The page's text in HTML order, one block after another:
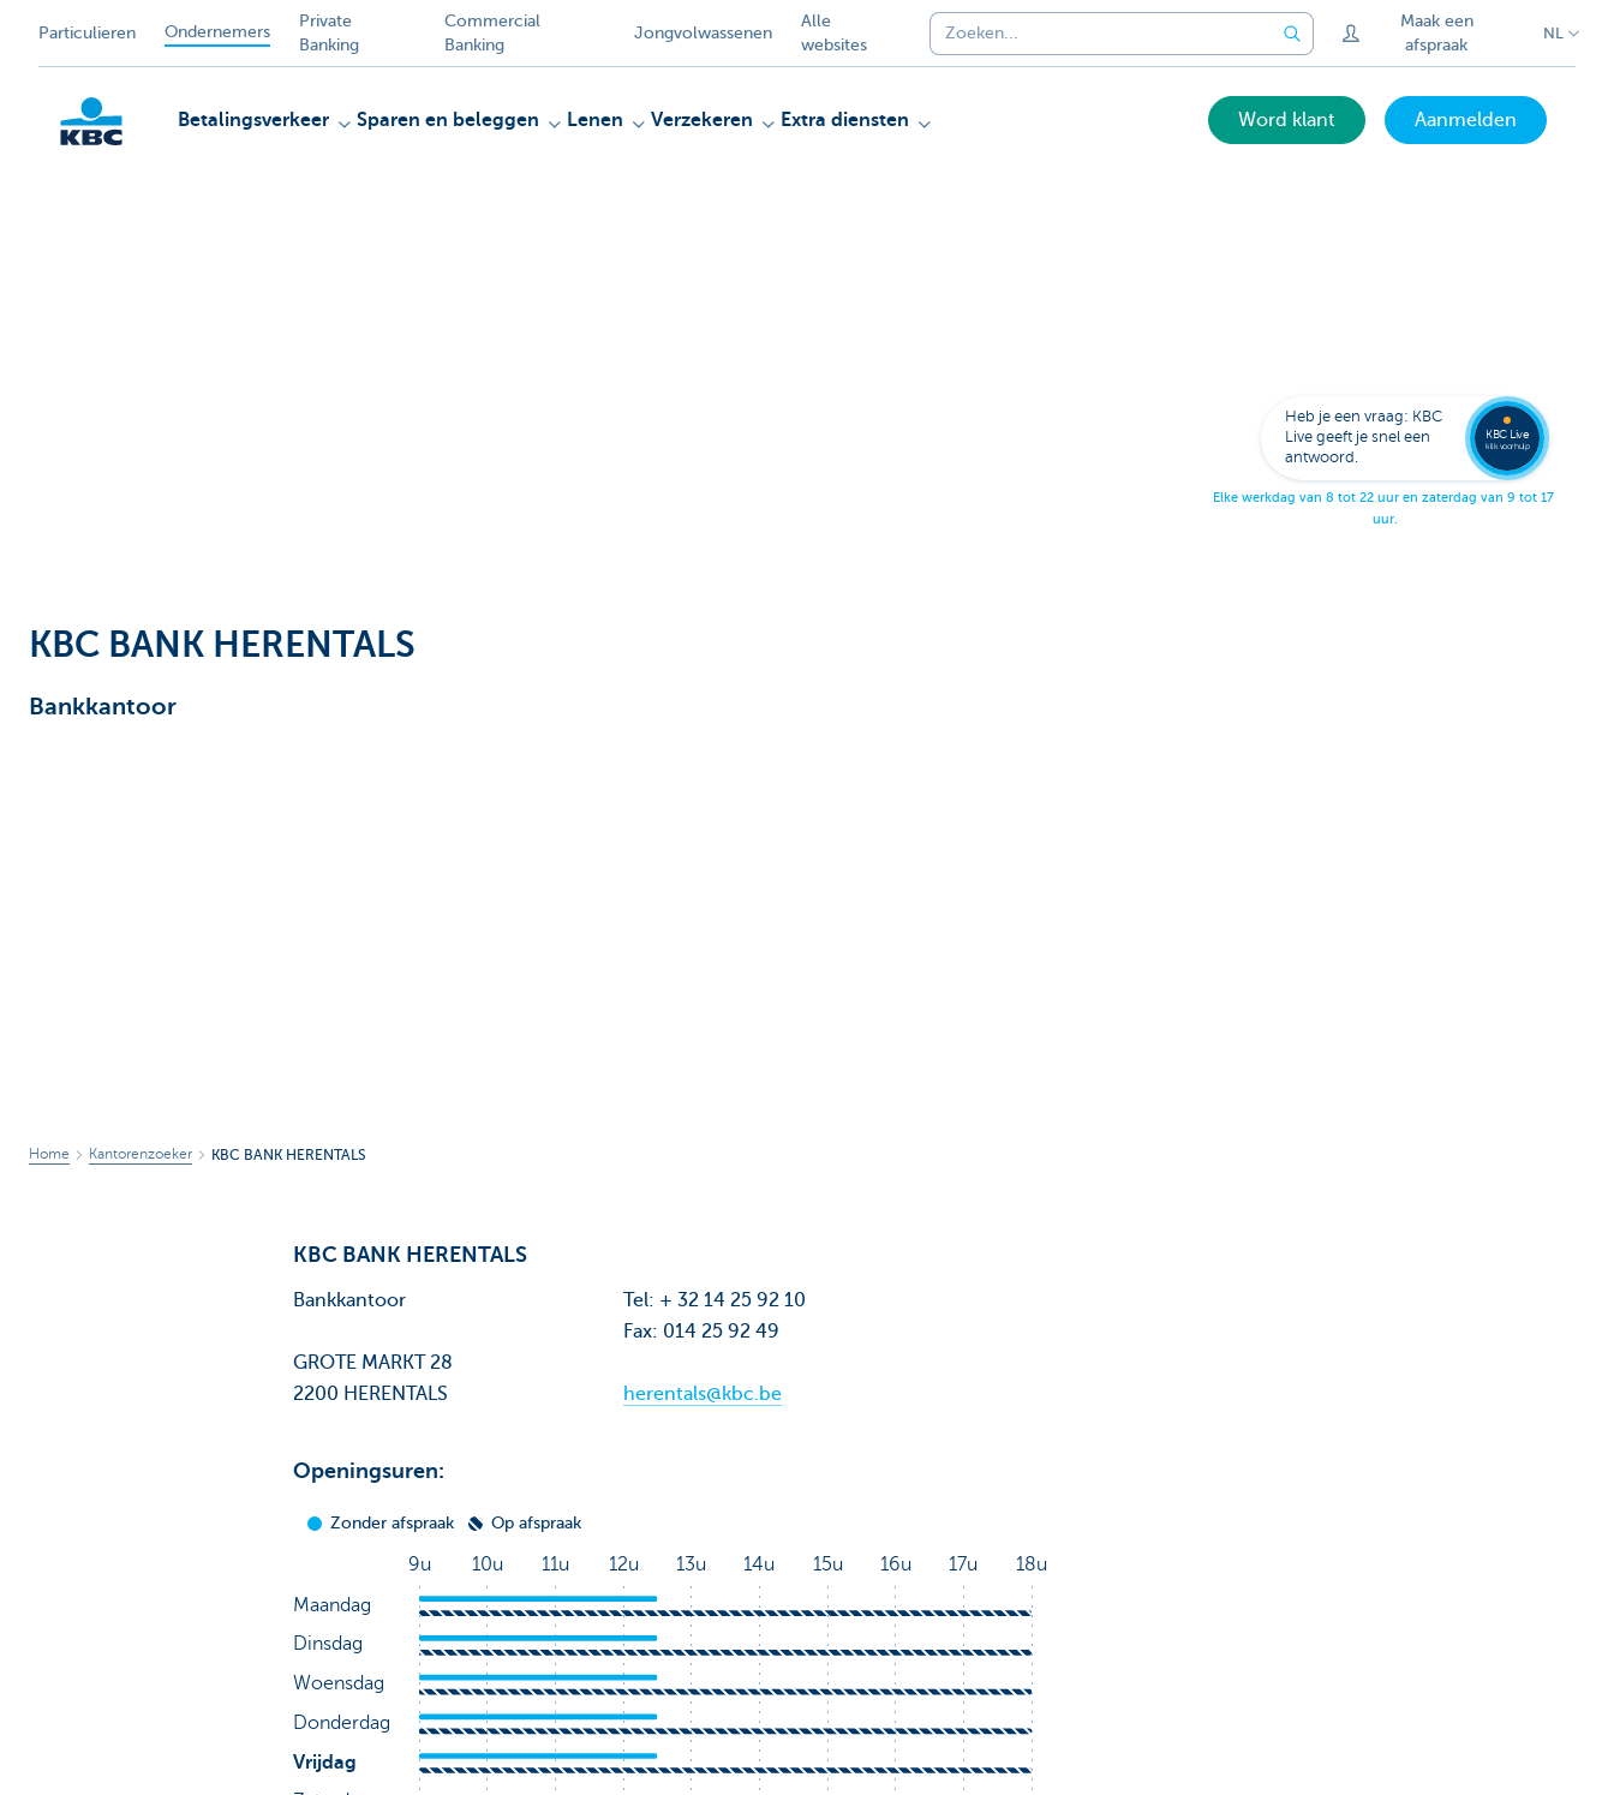
Particulieren Ondernemers
Private
Banking
Commercial
Banking
Jongvolwassenen
Alle
websites
Maak een
afspraak
NL
Betalingsverkeer Sparen en beleggen Lenen Verzekeren Extra diensten Word klant Aanmelden
KBC BANK HERENTALS
Bankkantoor
Home Kantorenzoeker KBC BANK HERENTALS
KBC BANK HERENTALS
Bankkantoor
GROTE MARKT 28
2200 HERENTALS
Tel: + 32 14 25 92 10
Fax: 014 25 92 49
herentals@kbc.be
Openingsuren:
Heb je een vraag: KBC
Live geeft je snel een
antwoord.
Elke werkdag van 8 tot 22 uur en zaterdag van 9 tot 17
uur.
KBC Live
klik voor hulp